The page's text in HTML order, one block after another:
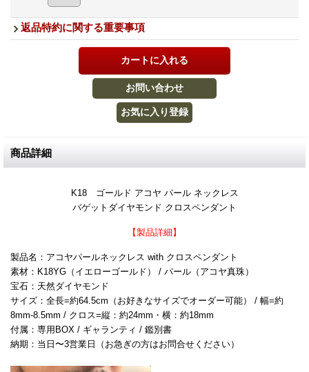
返品特約に関する重要事項
商品詳細
K18 ゴールド アコヤ パール ネックレス
バゲットダイヤモンド クロスペンダント
【製品詳細】
製品名：アコヤパールネックレス with クロスペンダント
素材：K18YG（イエローゴールド） / パール（アコヤ真珠）
宝石：天然ダイヤモンド
サイズ：全長=約64.5cm（お好きなサイズでオーダー可能） / 幅=約
8mm-8.5mm / クロス=縦：約24mm・横：約18mm
付属：専用BOX / ギャランティ / 鑑別書
納期：当日〜3営業日（お急ぎの方はお問合せください）